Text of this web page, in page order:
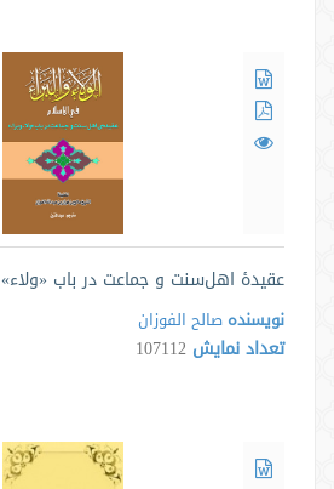
عقیدۀ اهل‌سنت و جماعت در باب «ولاء»
نویسنده صالح الفوزان
تعداد نمایش 107112